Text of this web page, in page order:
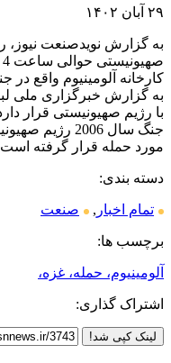
۲۹ آبان ۱۴۰۲
به گزارش نویدصنعت نیوز،
کارخانه آلومینیوم واقع
به گزارش خبرگزاری ملی
جنگ سال 2006
مورد حمله قرار گرفته
دسته بندی:
تمام اخبار , صنعت
برچسب ها:
آلومینیوم، حمله، غزه،
اشتراک گذاری:
لینک کپی شد!